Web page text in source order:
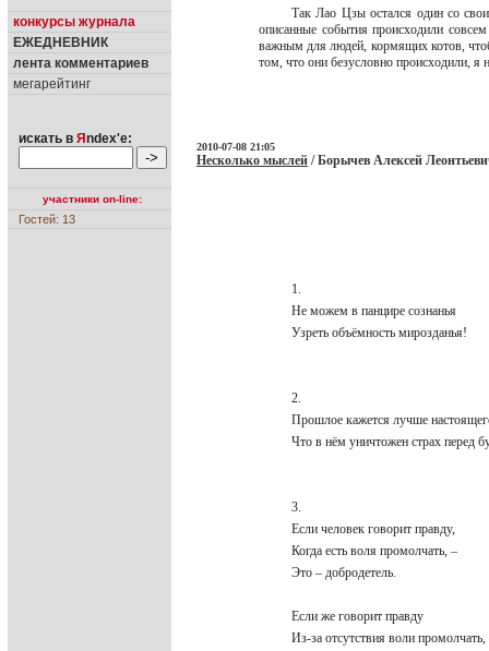
конкурсы журнала
ЕЖЕДНЕВНИК
лента комментариев
мегарейтинг
искать в Я ndex'е:
участники on-line:
Гостей: 13
Так Лао Цзы остался один со
описанные события происходили
важным для людей, кормящих котов,
том, что они безусловно происходили, я
2010-07-08 21:05
Несколько мыслей / Борычев Алексей
1.
Не можем в панцире сознанья
Узреть объёмность мирозданья!
2.
Прошлое кажется лучше
Что в нём уничтожен страх перед
3.
Если человек говорит правду,
Когда есть воля промолчать, –
Это – добродетель.
Если же говорит правду
Из-за отсутствия воли